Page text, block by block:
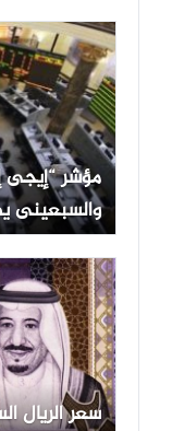
والسبعينى
سعر الريال